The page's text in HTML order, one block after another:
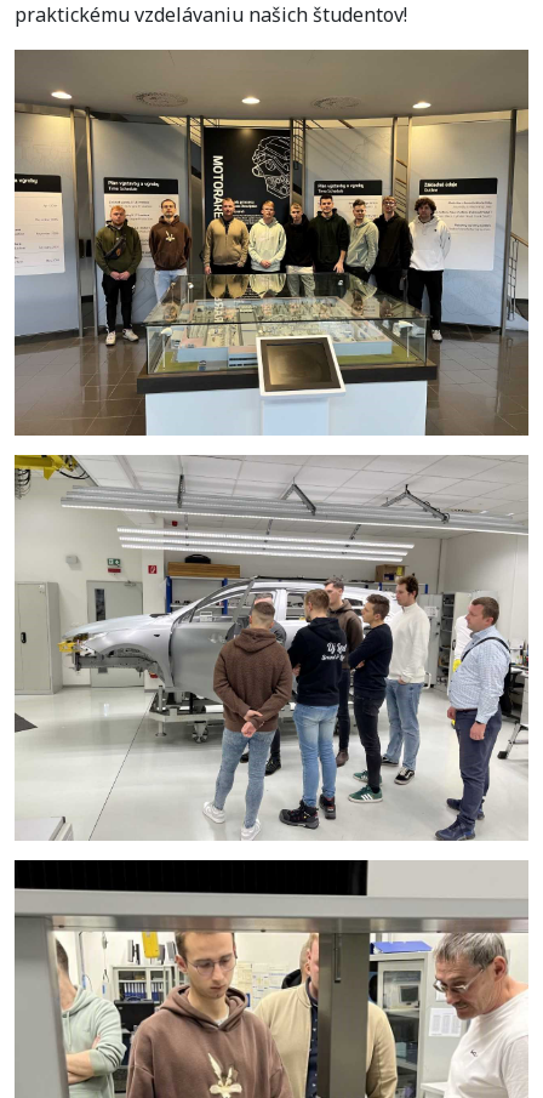
praktickému vzdelávaniu našich študentov!